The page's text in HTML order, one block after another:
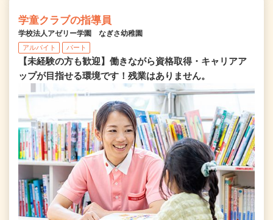
学童クラブの指導員
学校法人アゼリー学園 なぎさ幼稚園
アルバイト パート
【未経験の方も歓迎】働きながら資格取得・キャリアア
ップが目指せる環境です！残業はありません。